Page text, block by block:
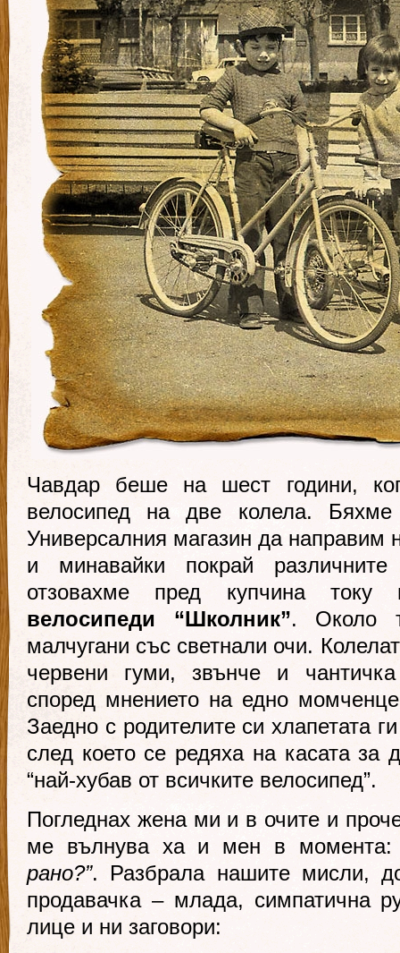
Чавдар беше на шест години,
велосипед на две колела.
Универсалния магазин да направим
и минавайки покрай
отзовахме пред купчина току
велосипеди “Школник”. Около
малчугани със светнали очи.
червени гуми, звънче и
според мнението на едно
Заедно с родителите си хлапетата
след което се редяха на касата за
“най-хубав от всичките велосипед”.
Погледнах жена ми и в очите и
ме вълнува ха и мен в
рано?”. Разбрала нашите мисли,
продавачка – млада, симпатична
лице и ни заговори: